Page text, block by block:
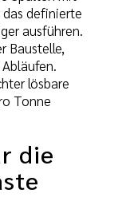
definierte
ausführen.
Baustelle,
lösbare
Tonne
die